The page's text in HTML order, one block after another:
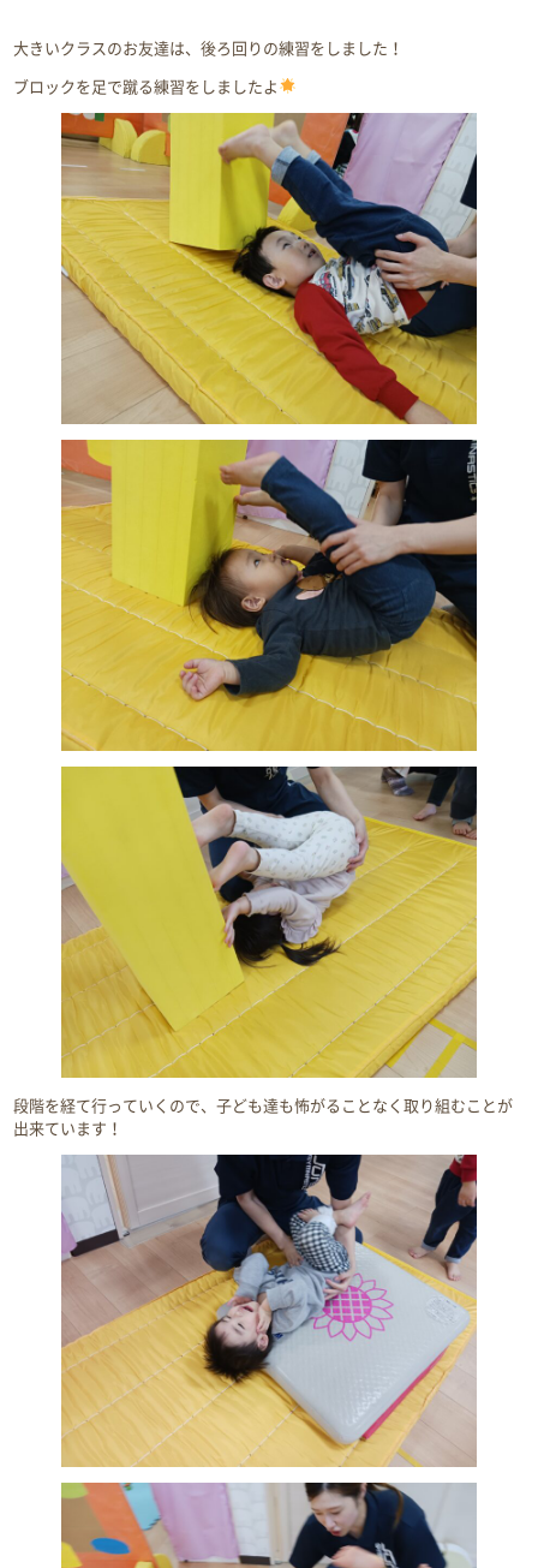
大きいクラスのお友達は、後ろ回りの練習をしました！
ブロックを足で蹴る練習をしましたよ
段階を経て行っていくので、子ども達も怖がることなく取り組むことが
出来ています！